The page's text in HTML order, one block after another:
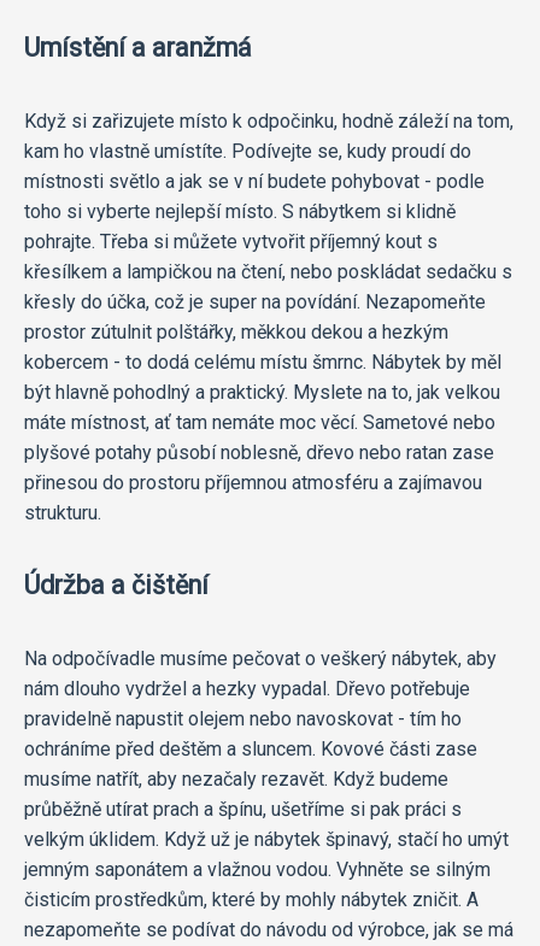
Umístění a aranžmá
Když si zařizujete místo k odpočinku, hodně záleží na tom,
kam ho vlastně umístíte. Podívejte se, kudy proudí do
místnosti světlo a jak se v ní budete pohybovat - podle
toho si vyberte nejlepší místo. S nábytkem si klidně
pohrajte. Třeba si můžete vytvořit příjemný kout s
křesílkem a lampičkou na čtení, nebo poskládat sedačku s
křesly do účka, což je super na povídání. Nezapomeňte
prostor zútulnit polštářky, měkkou dekou a hezkým
kobercem - to dodá celému místu šmrnc. Nábytek by měl
být hlavně pohodlný a praktický. Myslete na to, jak velkou
máte místnost, ať tam nemáte moc věcí. Sametové nebo
plyšové potahy působí noblesně, dřevo nebo ratan zase
přinesou do prostoru příjemnou atmosféru a zajímavou
strukturu.
Údržba a čištění
Na odpočívadle musíme pečovat o veškerý nábytek, aby
nám dlouho vydržel a hezky vypadal. Dřevo potřebuje
pravidelně napustit olejem nebo navoskovat - tím ho
ochráníme před deštěm a sluncem. Kovové části zase
musíme natřít, aby nezačaly rezavět. Když budeme
průběžně utírat prach a špínu, ušetříme si pak práci s
velkým úklidem. Když už je nábytek špinavý, stačí ho umýt
jemným saponátem a vlažnou vodou. Vyhněte se silným
čisticím prostředkům, které by mohly nábytek zničit. A
nezapomeňte se podívat do návodu od výrobce, jak se má